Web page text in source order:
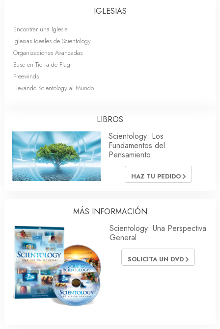
IGLESIAS
Encontrar una Iglesia
Iglesias Ideales de Scientology
Organizaciones Avanzadas
Base en Tierra de Flag
Freewinds
Llevando Scientology al Mundo
LIBROS
Scientology: Los
Fundamentos del
Pensamiento
HAZ TU PEDIDO
MÁS INFORMACIÓN
Scientology: Una Perspectiva
General
SOLICITA UN DVD